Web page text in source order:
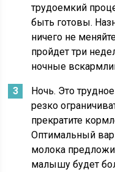
трудоемкий
быть готовы.
ничего не
пройдет три
ночные
Ночь. Это
резко
прекратите
Оптимальный
молока
малышу будет